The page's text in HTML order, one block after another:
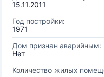
15.11.2011
Год постройки:
1971
Дом признан аварийным:
Нет
Количество жилых